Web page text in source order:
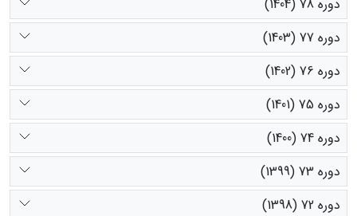
دوره 78 (1404)
دوره 77 (1403)
دوره 76 (1402)
دوره 75 (1401)
دوره 74 (1400)
دوره 73 (1399)
دوره 72 (1398)